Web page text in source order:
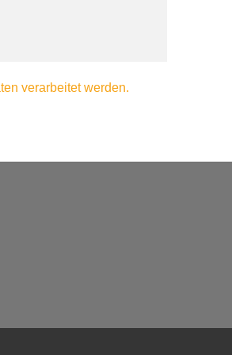
verarbeitet werden.